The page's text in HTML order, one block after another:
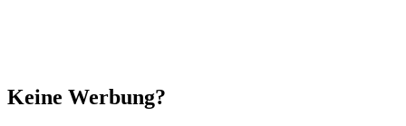
Schließen
Keine Werbung?